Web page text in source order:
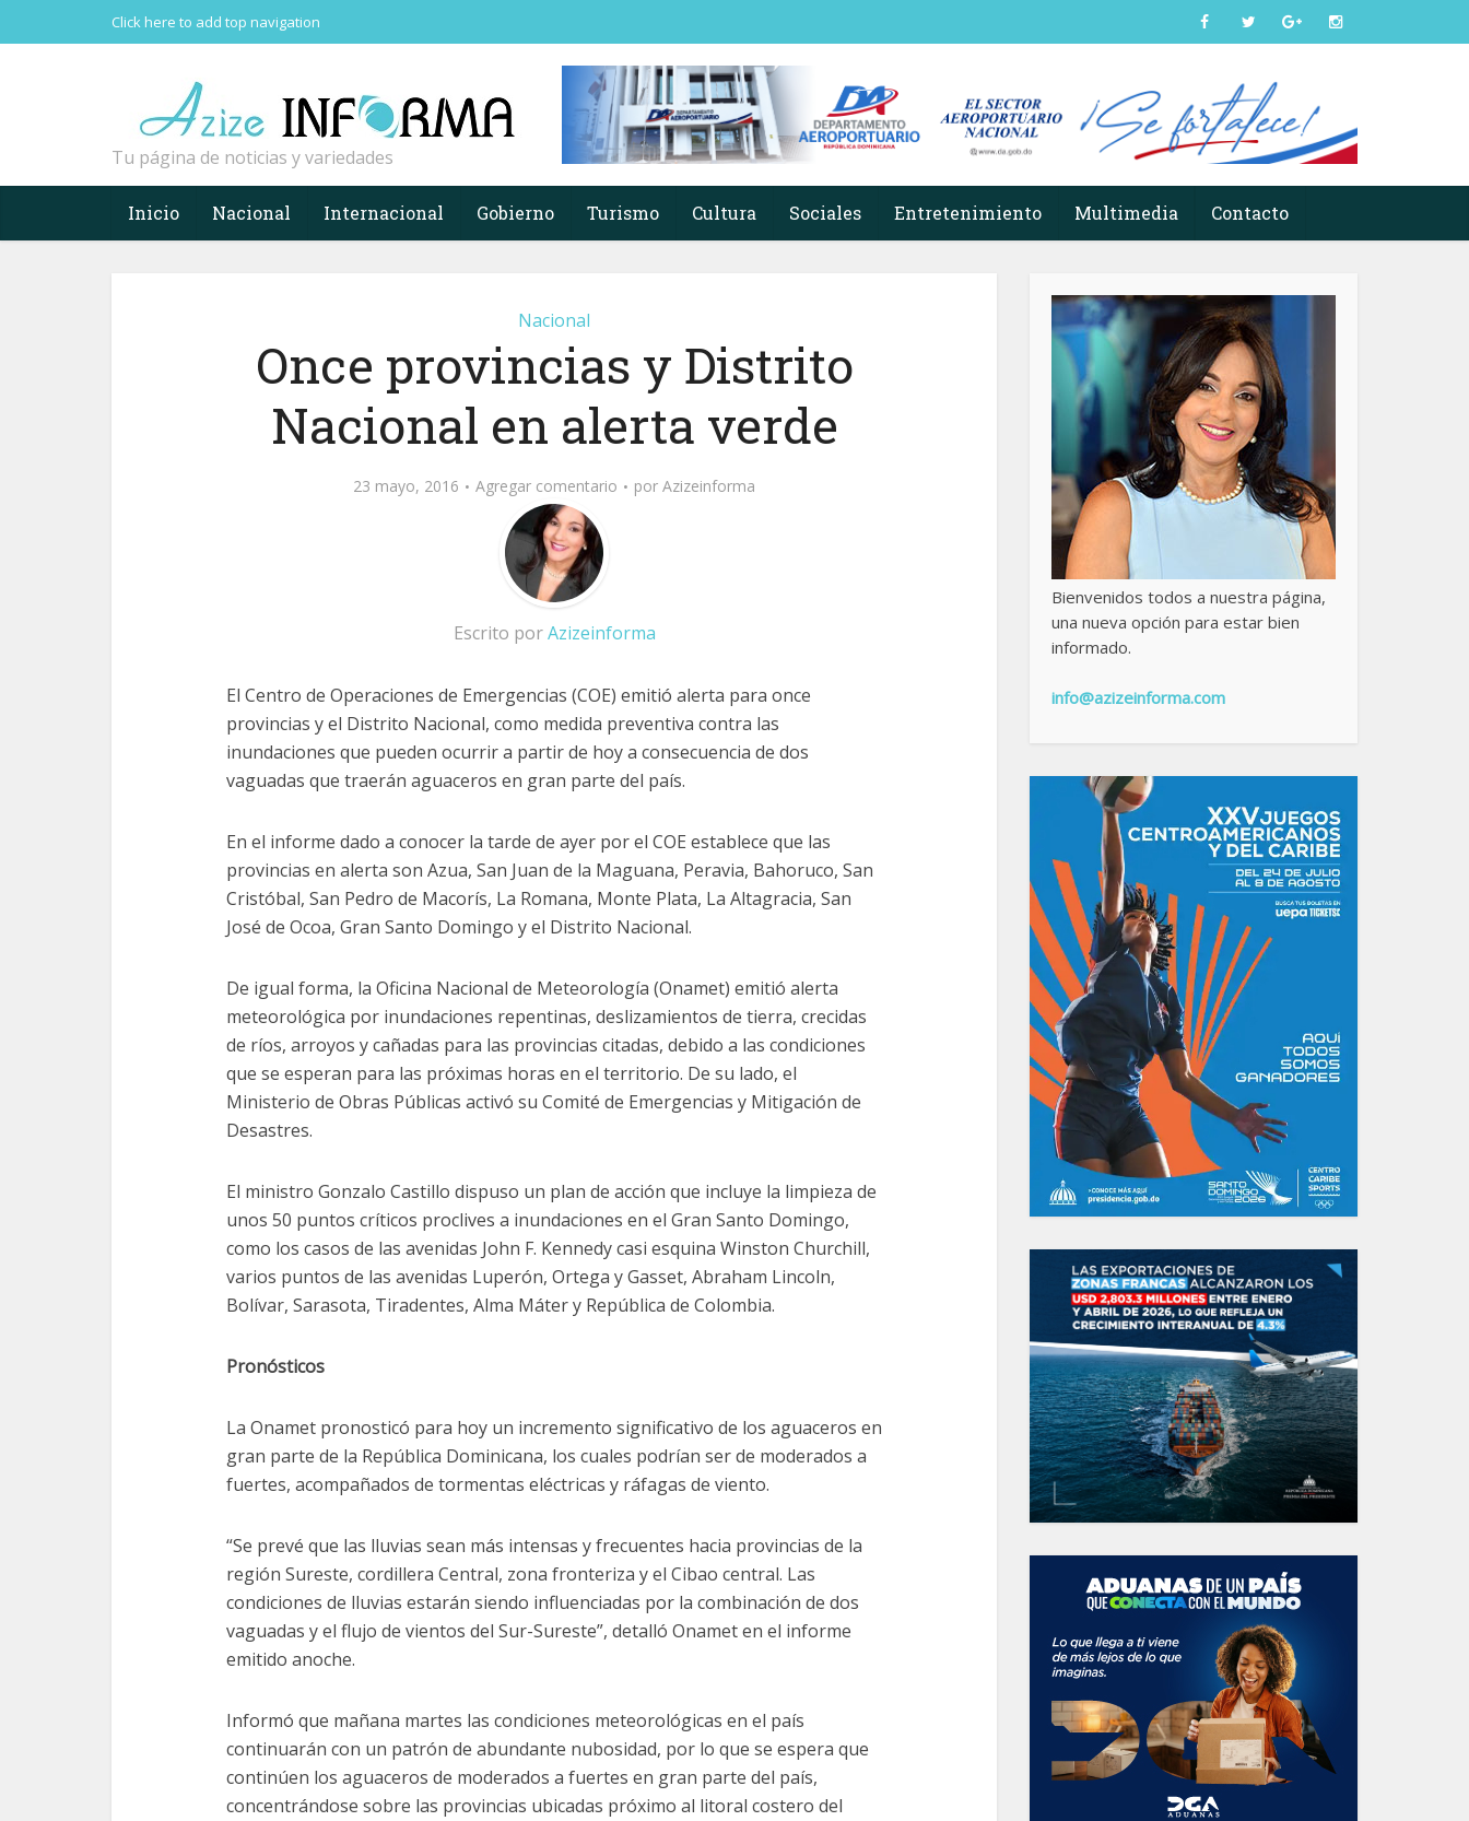
Click here to add top navigation
Tu página de noticias y variedades
Inicio Nacional Internacional Gobierno Turismo Cultura Sociales Entretenimiento Multimedia Contacto
Nacional
Once provincias y Distrito
Nacional en alerta verde
23 mayo, 2016 Agregar comentario por Azizeinforma
Escrito porAzizeinforma
El Centro de Operaciones de Emergencias (COE) emitió alerta para once
provincias y el Distrito Nacional, como medida preventiva contra las
inundaciones que pueden ocurrir a partir de hoy a consecuencia de dos
vaguadas que traerán aguaceros en gran parte del país.
En el informe dado a conocer la tarde de ayer por el COE establece que las
provincias en alerta son Azua, San Juan de la Maguana, Peravia, Bahoruco, San
Cristóbal, San Pedro de Macorís, La Romana, Monte Plata, La Altagracia, San
José de Ocoa, Gran Santo Domingo y el Distrito Nacional.
De igual forma, la Oficina Nacional de Meteorología (Onamet) emitió alerta
meteorológica por inundaciones repentinas, deslizamientos de tierra, crecidas
de ríos, arroyos y cañadas para las provincias citadas, debido a las condiciones
que se esperan para las próximas horas en el territorio. De su lado, el
Ministerio de Obras Públicas activó su Comité de Emergencias y Mitigación de
Desastres.
El ministro Gonzalo Castillo dispuso un plan de acción que incluye la limpieza de
unos 50 puntos críticos proclives a inundaciones en el Gran Santo Domingo,
como los casos de las avenidas John F. Kennedy casi esquina Winston Churchill,
varios puntos de las avenidas Luperón, Ortega y Gasset, Abraham Lincoln,
Bolívar, Sarasota, Tiradentes, Alma Máter y República de Colombia.
Pronósticos
La Onamet pronosticó para hoy un incremento significativo de los aguaceros en
gran parte de la República Dominicana, los cuales podrían ser de moderados a
fuertes, acompañados de tormentas eléctricas y ráfagas de viento.
“Se prevé que las lluvias sean más intensas y frecuentes hacia provincias de la
región Sureste, cordillera Central, zona fronteriza y el Cibao central. Las
condiciones de lluvias estarán siendo influenciadas por la combinación de dos
vaguadas y el flujo de vientos del Sur-Sureste”, detalló Onamet en el informe
emitido anoche.
Informó que mañana martes las condiciones meteorológicas en el país
continuarán con un patrón de abundante nubosidad, por lo que se espera que
continúen los aguaceros de moderados a fuertes en gran parte del país,
concentrándose sobre las provincias ubicadas próximo al litoral costero del
Bienvenidos todos a nuestra página,
una nueva opción para estar bien
informado.
info@azizeinforma.com